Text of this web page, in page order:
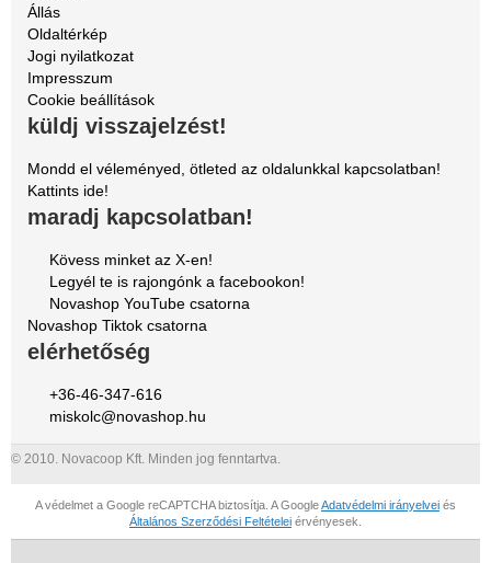
Állás
Oldaltérkép
Jogi nyilatkozat
Impresszum
Cookie beállítások
küldj visszajelzést!
Mondd el véleményed, ötleted az oldalunkkal kapcsolatban!
Kattints ide!
maradj kapcsolatban!
Kövess minket az X-en!
Legyél te is rajongónk a facebookon!
Novashop YouTube csatorna
Novashop Tiktok csatorna
elérhetőség
+36-46-347-616
miskolc@novashop.hu
© 2010. Novacoop Kft. Minden jog fenntartva.
A védelmet a Google reCAPTCHA biztosítja. A GoogleAdatvédelmi irányelvei és
Általános Szerződési Feltételei érvényesek.